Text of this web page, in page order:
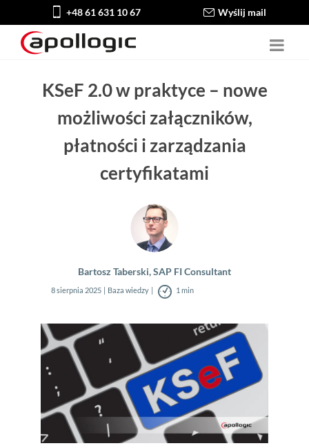
+48 61 631 10 67 Wyślij mail
KSeF 2.0 w praktyce – nowe
możliwości załączników,
płatności i zarządzania
certyfikatami
Bartosz Taberski, SAP FI Consultant
8 sierpnia 2025 Baza wiedzy 1 min